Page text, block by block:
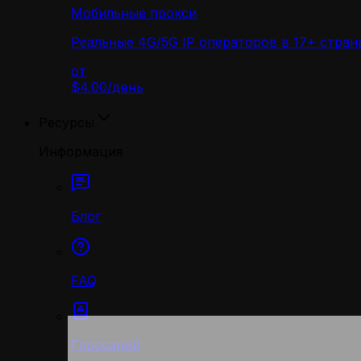
Мобильные прокси
Реальные 4G/5G IP операторов в 17+
от
$4.00/день
Блог
FAQ
Глоссарий